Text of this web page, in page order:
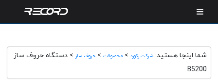
شما اینجا هستید: شرکت رکورد > محصولات > حروف ساز > دستگاه حروف ساز
B5200